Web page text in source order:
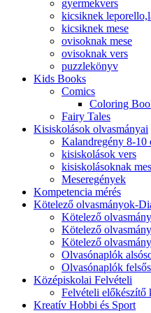
gyermekvers
kicsiknek
kicsiknek mese
ovisoknak mese
ovisoknak vers
puzzlekönyv
Kids Books
Comics
Coloring
Fairy Tales
Kisiskolások olvasmányai
Kalandregény 8-10
kisiskolások vers
kisiskolásoknak
Meseregények
Kompetencia mérés
Kötelező olvasmányok-
Kötelező
Kötelező
Kötelező
Olvasónaplók
Olvasónaplók
Középiskolai Felvételi
Felvételi előkészítő
Kreatív Hobbi és Sport